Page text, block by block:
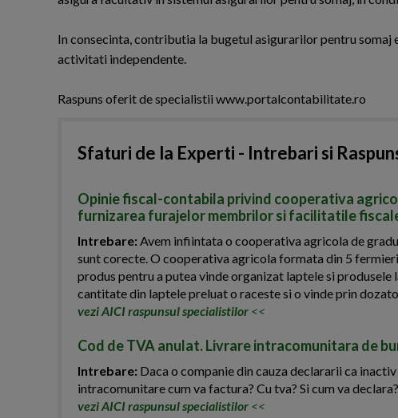
In consecinta, contributia la bugetul asigurarilor pentru
activitati independente.
Raspuns oferit de specialistii www.portalcontabilitate.ro
Sfaturi de la Experti - Intrebari si
Opinie fiscal-contabila privind cooperativa
furnizarea furajelor membrilor si facilitatile
Intrebare:Avem infiintata o cooperativa agricola de
sunt corecte. O cooperativa agricola formata din 5
produs pentru a putea vinde organizat laptele si
cantitate din laptele preluat o raceste si o vinde prin
vezi AICI raspunsul specialistilor <<
Cod de TVA anulat. Livrare intracomunitara de
Intrebare: Daca o companie din cauza declararii ca
intracomunitare cum va factura? Cu tva? Si cum va declara?
vezi AICI raspunsul specialistilor <<